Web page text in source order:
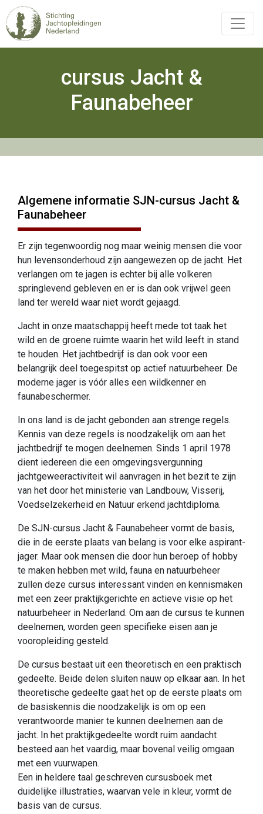
Overslaan
en
naar
de
Hoofdnavigatiecursus Jacht &
Faunabeheer
Algemene informatie SJN-cursus Jacht &
Faunabeheer
Er zijn tegenwoordig nog maar weinig mensen die voor
hun levensonderhoud zijn aangewezen op de jacht. Het
verlangen om te jagen is echter bij alle volkeren
springlevend gebleven en er is dan ook vrijwel geen
land ter wereld waar niet wordt gejaagd.
Jacht in onze maatschappij heeft mede tot taak het
wild en de groene ruimte waarin het wild leeft in stand
te houden. Het jachtbedrijf is dan ook voor een
belangrijk deel toegespitst op actief natuurbeheer. De
moderne jager is vóór alles een wildkenner en
faunabeschermer.
In ons land is de jacht gebonden aan strenge regels.
Kennis van deze regels is noodzakelijk om aan het
jachtbedrijf te mogen deelnemen. Sinds 1 april 1978
dient iedereen die een omgevingsvergunning
jachtgeweeractiviteit wil aanvragen in het bezit te zijn
van het door het ministerie van Landbouw, Visserij,
Voedselzekerheid en Natuur erkend jachtdiploma.
De SJN-cursus Jacht & Faunabeheer vormt de basis,
die in de eerste plaats van belang is voor elke aspirant-
jager. Maar ook mensen die door hun beroep of hobby
te maken hebben met wild, fauna en natuurbeheer
zullen deze cursus interessant vinden en kennismaken
met een zeer praktijkgerichte en actieve visie op het
natuurbeheer in Nederland. Om aan de cursus te kunnen
deelnemen, worden geen specifieke eisen aan je
vooropleiding gesteld.
De cursus bestaat uit een theoretisch en een praktisch
gedeelte. Beide delen sluiten nauw op elkaar aan. In het
theoretische gedeelte gaat het op de eerste plaats om
de basiskennis die noodzakelijk is om op een
verantwoorde manier te kunnen deelnemen aan de
jacht. In het praktijkgedeelte wordt ruim aandacht
besteed aan het vaardig, maar bovenal veilig omgaan
met een vuurwapen.
Een in heldere taal geschreven cursusboek met
duidelijke illustraties, waarvan vele in kleur, vormt de
basis van de cursus.